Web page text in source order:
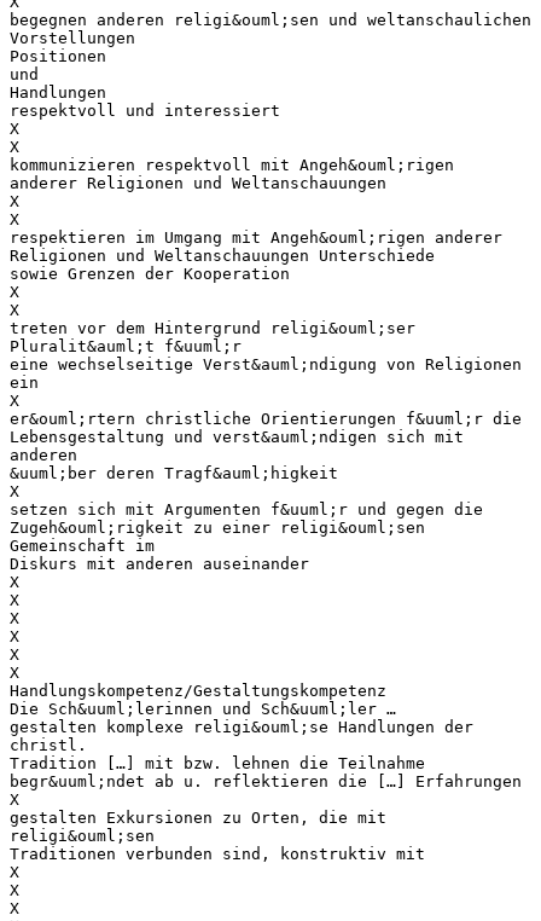
begegnen anderen religi&ouml;sen und weltanschaulichen
Vorstellungen
Positionen
und
Handlungen
respektvoll und interessiert
X
X
kommunizieren respektvoll mit Angeh&ouml;rigen
anderer Religionen und Weltanschauungen
X
X
respektieren im Umgang mit Angeh&ouml;rigen anderer
Religionen und Weltanschauungen Unterschiede
sowie Grenzen der Kooperation
X
X
treten vor dem Hintergrund religi&ouml;ser
Pluralit&auml;t f&uuml;r
eine wechselseitige Verst&auml;ndigung von Religionen
ein
X
er&ouml;rtern christliche Orientierungen f&uuml;r die
Lebensgestaltung und verst&auml;ndigen sich mit
anderen
&uuml;ber deren Tragf&auml;higkeit
X
setzen sich mit Argumenten f&uuml;r und gegen die
Zugeh&ouml;rigkeit zu einer religi&ouml;sen
Gemeinschaft im
Diskurs mit anderen auseinander
X
X
X
X
X
X
Handlungskompetenz/Gestaltungskompetenz
Die Sch&uuml;lerinnen und Sch&uuml;ler …
gestalten komplexe religi&ouml;se Handlungen der
christl.
Tradition […] mit bzw. lehnen die Teilnahme
begr&uuml;ndet ab u. reflektieren die […] Erfahrungen
X
gestalten Exkursionen zu Orten, die mit
religi&ouml;sen
Traditionen verbunden sind, konstruktiv mit
X
X
X